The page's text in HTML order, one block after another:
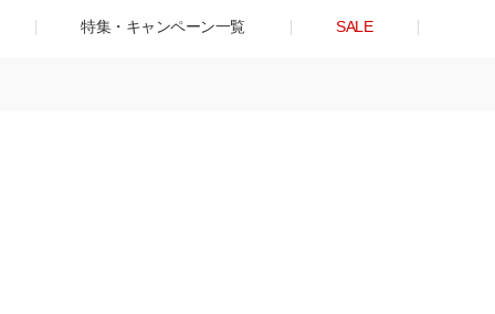
特集・キャンペーン一覧 SALE